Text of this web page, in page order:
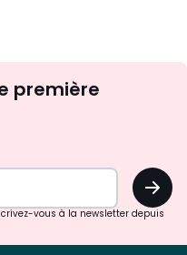
première
OK
vous à la newsletter depuis